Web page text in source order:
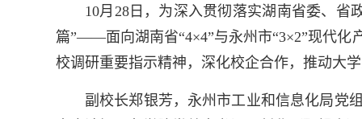
10月28日，为深入贯彻落实湖南省委、省
篇”——面向湖南省“4×4”与永州市“3×2”现代化
校调研重要指示精神，深化校企合作，推动大
副校长郑银芳，永州市工业和信息化局党